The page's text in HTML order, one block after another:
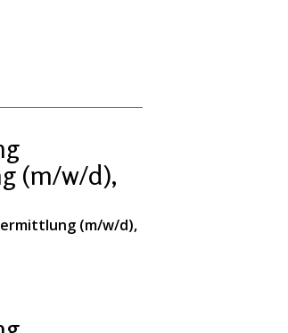
(m/w/d),
(m/w/d),